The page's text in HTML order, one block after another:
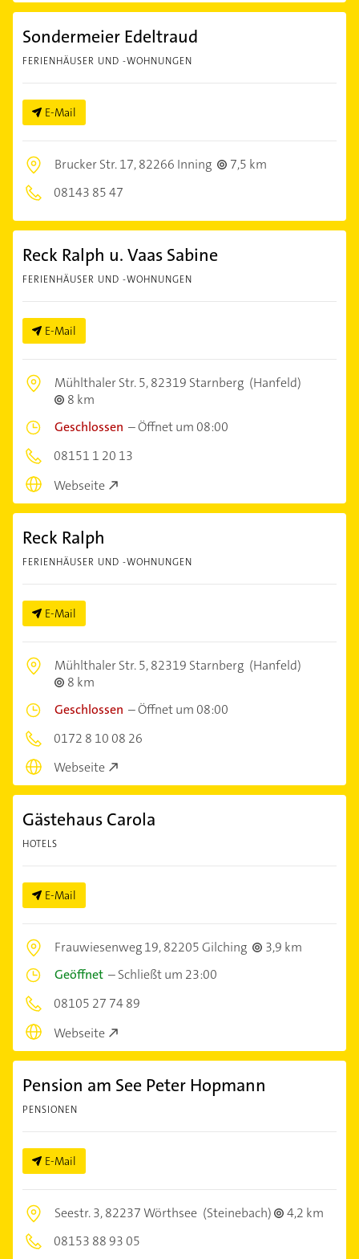
Sondermeier Edeltraud
FERIENHÄUSER UND -WOHNUNGEN
E-Mail
Brucker Str. 17,82266 Inning
7,5 km
08143 85 47
Reck Ralph u. Vaas Sabine
FERIENHÄUSER UND -WOHNUNGEN
E-Mail
Mühlthaler Str. 5,82319 Starnberg (Hanfeld)
8 km
Geschlossen –Öffnet um 08:00
08151 1 20 13
Webseite
Reck Ralph
FERIENHÄUSER UND -WOHNUNGEN
E-Mail
Mühlthaler Str. 5,82319 Starnberg (Hanfeld)
8 km
Geschlossen –Öffnet um 08:00
0172 8 10 08 26
Webseite
Gästehaus Carola
HOTELS
E-Mail
Frauwiesenweg 19,82205 Gilching
3,9 km
Geöffnet –Schließt um 23:00
08105 27 74 89
Webseite
Pension am See Peter Hopmann
PENSIONEN
E-Mail
Seestr. 3,82237 Wörthsee (Steinebach)
4,2 km
08153 88 93 05